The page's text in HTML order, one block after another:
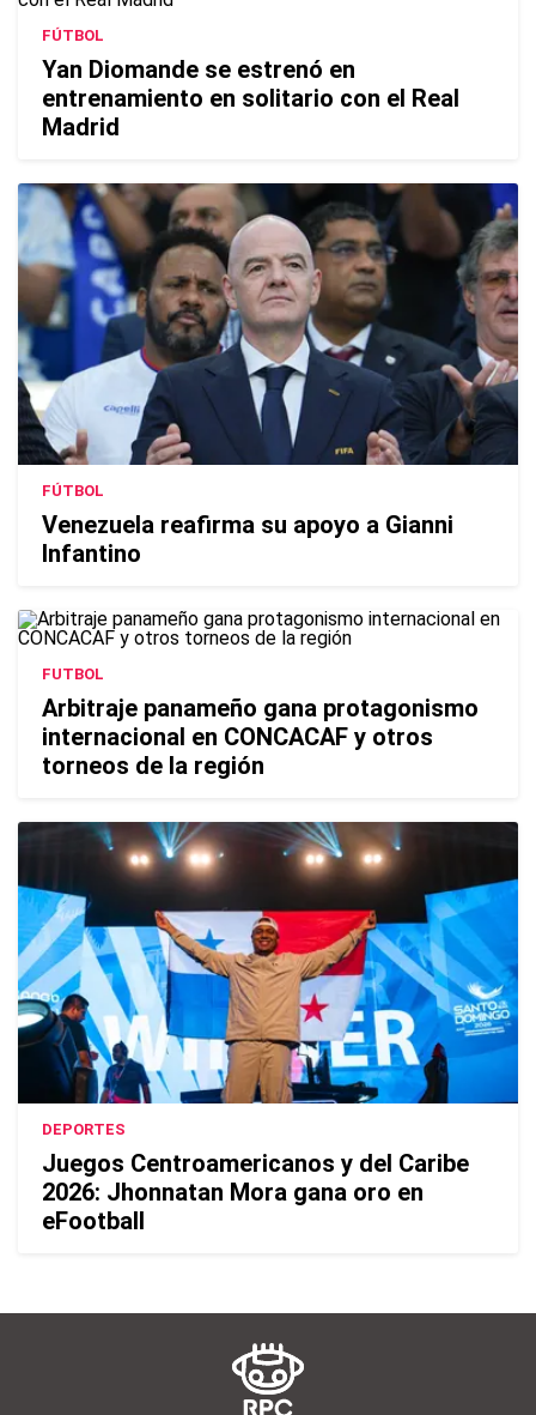
FÚTBOL
Yan Diomande se estrenó en
entrenamiento en solitario con el Real
Madrid
FÚTBOL
Venezuela reafirma su apoyo a Gianni
Infantino
FUTBOL
Arbitraje panameño gana protagonismo
internacional en CONCACAF y otros
torneos de la región
DEPORTES
Juegos Centroamericanos y del Caribe
2026: Jhonnatan Mora gana oro en
eFootball